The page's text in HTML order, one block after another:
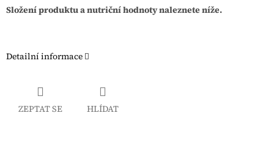
Složení produktu a nutriční hodnoty naleznete níže.
Detailní informace
ZEPTAT SE HLÍDAT